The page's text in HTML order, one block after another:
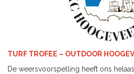
TURF TROFEE – OUTDOOR
De weersvoorspelling heeft ons